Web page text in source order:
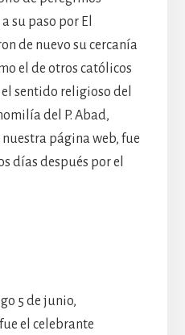
su paso por El
de nuevo su cercanía
el de otros católicos
sentido religioso del
del P. Abad,
página web, fue
días después por el
5 de junio,
el celebrante